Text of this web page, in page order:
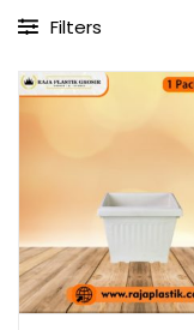
Filters